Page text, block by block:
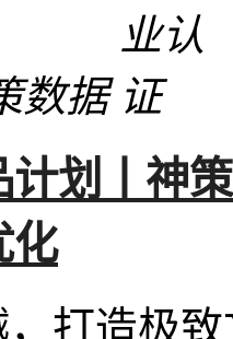
数据
计划丨神
化
打造极